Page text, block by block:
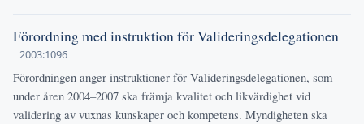
Förordning med instruktion för Valideringsdelegationen
2003:1096
Förordningen anger instruktioner för Valideringsdelegationen, som
under åren 2004–2007 ska främja kvalitet och likvärdighet vid
validering av vuxnas kunskaper och kompetens. Myndigheten ska